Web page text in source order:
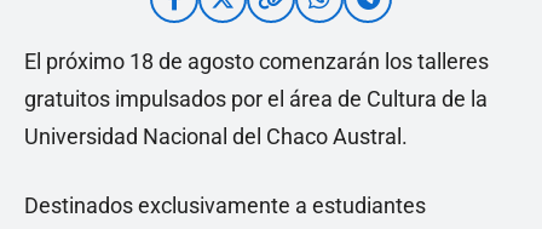
El próximo 18 de agosto comenzarán los talleres
gratuitos impulsados por el área de Cultura de la
Universidad Nacional del Chaco Austral.
Destinados exclusivamente a estudiantes